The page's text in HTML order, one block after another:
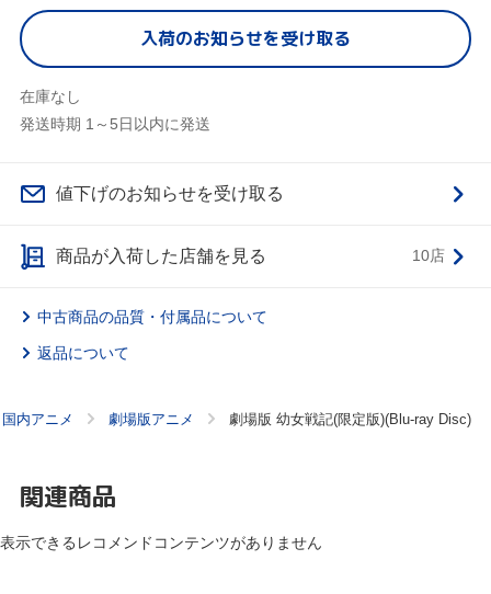
入荷のお知らせを受け取る
在庫なし
発送時期 1～5日以内に発送
値下げのお知らせを受け取る
商品が入荷した店舗を見る 10店
中古商品の品質・付属品について
返品について
国内アニメ 劇場版アニメ 劇場版 幼女戦記(限定版)(Blu-ray Disc)
関連商品
表示できるレコメンドコンテンツがありません